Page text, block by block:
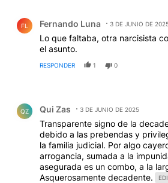
FL Fernando Luna 3 DE JUNIO DE
Lo que faltaba, otra narcisista
el asunto.
RESPONDER 1 0
QZ Qui Zas 3 DE JUNIO DE 2025
Transparente signo de la
debido a las prebendas y
la familia judicial. Por algo
arrogancia, sumada a la
asegurada es un combo, a la
Asquerosamente decadente.